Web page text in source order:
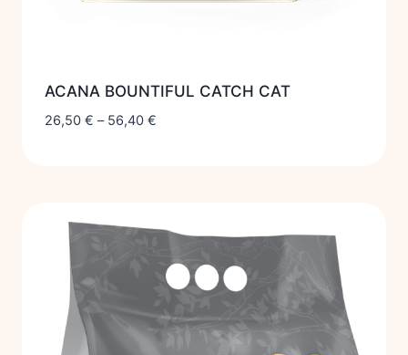
ACANA BOUNTIFUL CATCH CAT
26,50 € – 56,40 €